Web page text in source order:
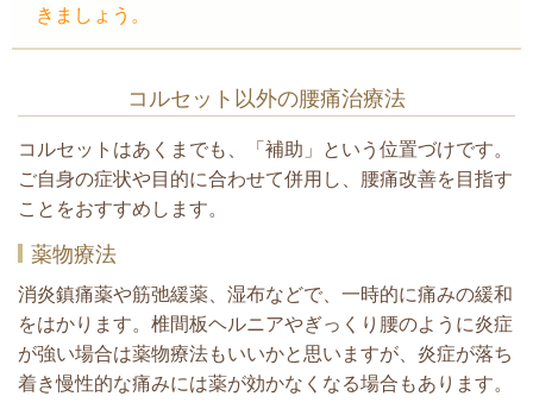
きましょう。
コルセット以外の腰痛治療法
コルセットはあくまでも、「補助」という位置づけです。
ご自身の症状や目的に合わせて併用し、腰痛改善を目指す
ことをおすすめします。
薬物療法
消炎鎮痛薬や筋弛緩薬、湿布などで、一時的に痛みの緩和
をはかります。椎間板ヘルニアやぎっくり腰のように炎症
が強い場合は薬物療法もいいかと思いますが、炎症が落ち
着き慢性的な痛みには薬が効かなくなる場合もあります。